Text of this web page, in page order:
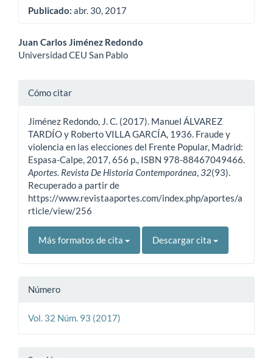
Publicado: abr. 30, 2017
Contenido
del
Juan Carlos Jiménez Redondo
Universidad CEU San Pablo
Detalles
artículo
Cómo citar
Jiménez Redondo, J. C. (2017). Manuel ÁLVAREZ
TARDÍO y Roberto VILLA GARCÍA, 1936. Fraude y
violencia en las elecciones del Frente Popular, Madrid:
Espasa-Calpe, 2017, 656 p., ISBN 978-88467049466.
Aportes. Revista De Historia Contemporánea,32(93).
Recuperado a partir de
https://www.revistaaportes.com/index.php/aportes/a
rticle/view/256
Más formatos de cita Descargar cita
Número
Vol. 32 Núm. 93 (2017)